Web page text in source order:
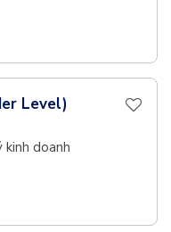
Level)
kinh doanh